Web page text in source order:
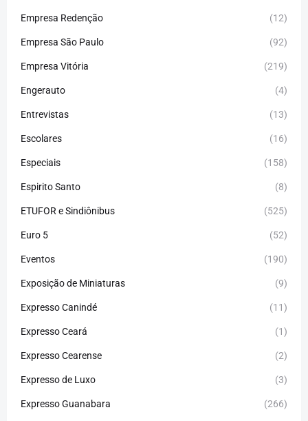
Empresa Redenção (12)
Empresa São Paulo (92)
Empresa Vitória (219)
Engerauto (4)
Entrevistas (13)
Escolares (16)
Especiais (158)
Espirito Santo (8)
ETUFOR e Sindiônibus (525)
Euro 5 (52)
Eventos (190)
Exposição de Miniaturas (9)
Expresso Canindé (11)
Expresso Ceará (1)
Expresso Cearense (2)
Expresso de Luxo (3)
Expresso Guanabara (266)